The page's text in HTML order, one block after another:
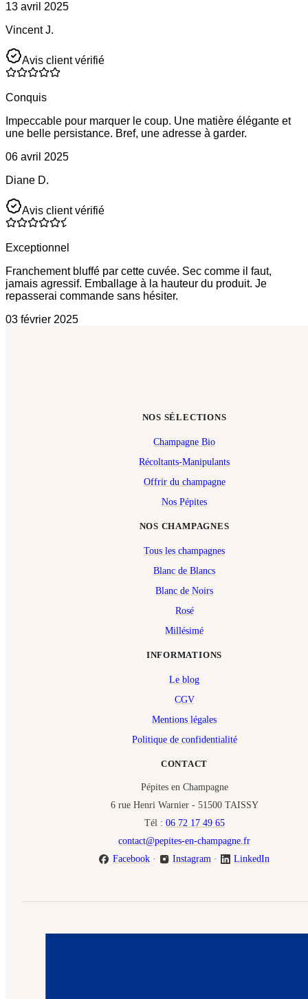
13 avril 2025
Vincent J.
Avis client vérifié
Conquis
Impeccable pour marquer le coup. Une matière élégante et
une belle persistance. Bref, une adresse à garder.
06 avril 2025
Diane D.
Avis client vérifié
Exceptionnel
Franchement bluffé par cette cuvée. Sec comme il faut,
jamais agressif. Emballage à la hauteur du produit. Je
repasserai commande sans hésiter.
03 février 2025
NOS CHAMPAGNES
Tous les champagnes
Blanc de Blancs
Blanc de Noirs
Rosé
Millésimé
NOS SÉLECTIONS
Champagne Bio
Récoltants-Manipulants
Offrir du champagne
Nos Pépites
INFORMATIONS
Le blog
CGV
Mentions légales
Politique de confidentialité
CONTACT
Pépites en Champagne
6 rue Henri Warnier - 51500 TAISSY
Tél : 06 72 17 49 65
contact@pepites-en-champagne.fr
Facebook· Instagram · LinkedIn